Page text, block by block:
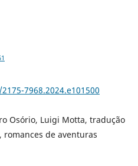
7968.2024.e101500
Osório, Luigi Motta, tradução
de aventuras